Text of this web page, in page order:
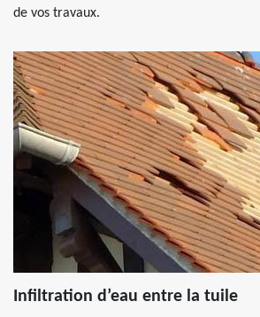
de vos travaux.
Infiltration d’eau entre la tuile